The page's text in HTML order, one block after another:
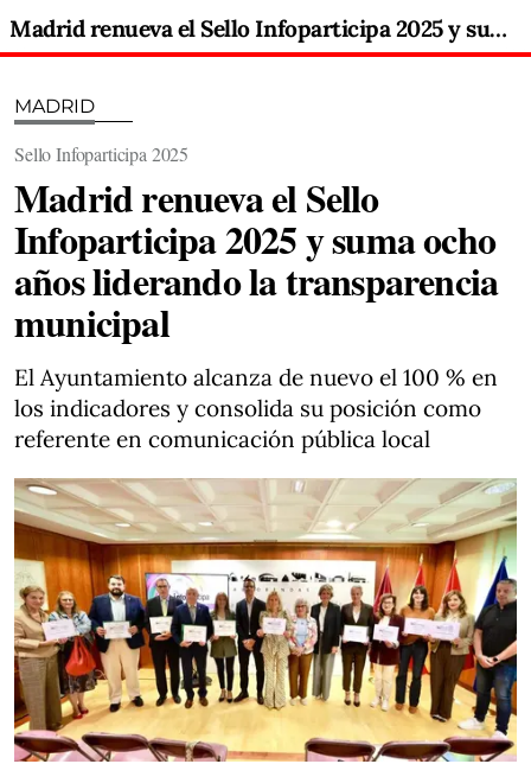
Madrid renueva el Sello Infoparticipa 2025 y suma ocho años liderando la transparencia municipal
MADRID
Sello Infoparticipa 2025
Madrid renueva el Sello
Infoparticipa 2025 y suma ocho
años liderando la transparencia
municipal
El Ayuntamiento alcanza de nuevo el 100 % en
los indicadores y consolida su posición como
referente en comunicación pública local